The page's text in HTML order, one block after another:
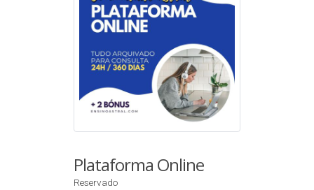
Plataforma Online
Reservado